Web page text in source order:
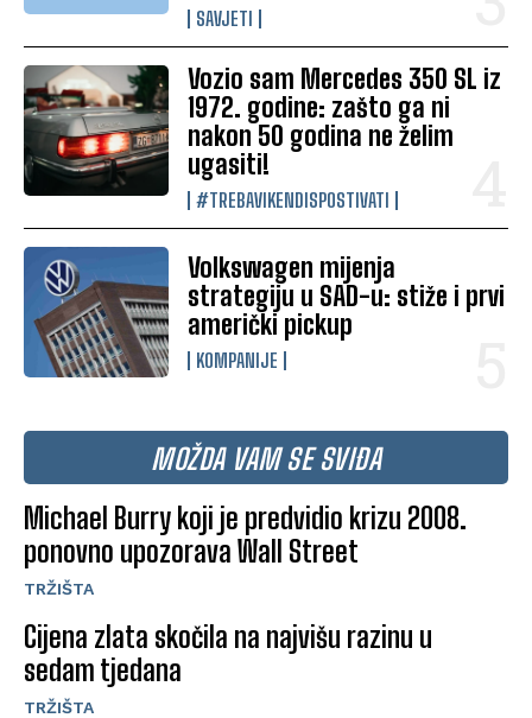
SAVJETI
Vozio sam Mercedes 350 SL iz
1972. godine: zašto ga ni
nakon 50 godina ne želim
ugasiti!
#TREBAVIKENDISPOSTIVATI
Volkswagen mijenja
strategiju u SAD-u: stiže i prvi
američki pickup
KOMPANIJE
MOŽDA VAM SE SVIĐA
Michael Burry koji je predvidio krizu 2008.
ponovno upozorava Wall Street
TRŽIŠTA
Cijena zlata skočila na najvišu razinu u
sedam tjedana
TRŽIŠTA